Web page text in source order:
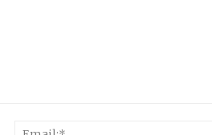
Name:*